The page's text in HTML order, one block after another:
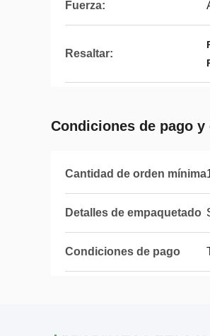
Fuerza:
Resaltar:
Condiciones de pago y
Cantidad de orden mínima
Detalles de empaquetado
Condiciones de pago